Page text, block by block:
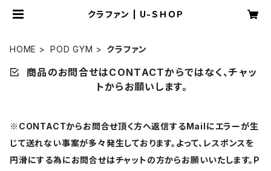
クラファン | U-ＳＨＯＰ
HOME POD GYM クラファン
商品のお問合せはCONTACTからではなく、チャッ
トからお願いします。
※CONTACTからお問合せ頂く方へ返信するMailにエラーが生
じて送れない事案が多々発生しております。よって、レスポンスを
円滑にする為にお問合せはチャットの方からお願いいたします。P